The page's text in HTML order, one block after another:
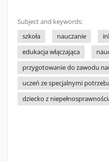
Subject and keywords:
szkoła
nauczanie
edukacja włączająca
przygotowanie do zawodu
uczeń ze specjalnymi
dziecko z